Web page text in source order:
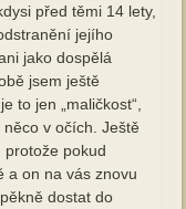
před těmi 14 lety,
jejího
jako dospělá
jsem ještě
to jen „maličkost“,
v očích. Ještě
pokud
a on na vás znovu
dostat do